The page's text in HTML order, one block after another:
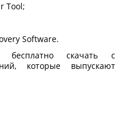
Tool;
Software.
скачать с
которые выпускают